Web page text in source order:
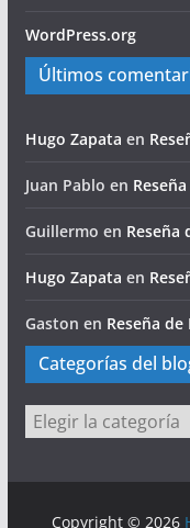
WordPress.org
Últimos
Hugo Zapata en
Juan Pablo en
Guillermo en Reseña
Hugo Zapata en
Gaston en Reseña
Categorías del
Categorías
del
Copyright © 2026